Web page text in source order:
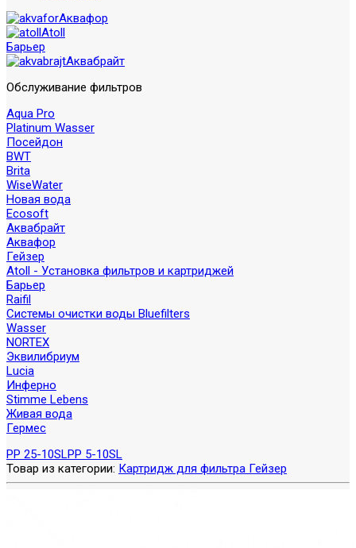
Аквафор
Atoll
Барьер
Аквабрайт
Обслуживание фильтров
Aqua Pro
Platinum Wasser
Посейдон
BWT
Brita
WiseWater
Новая вода
Ecosoft
Аквабрайт
Аквафор
Гейзер
Atoll - Установка фильтров и картриджей
Барьер
Raifil
Системы очистки воды Bluefilters
Wasser
NORTEX
Эквилибриум
Lucia
Инферно
Stimme Lebens
Живая вода
Гермес
PP 25-10SLPP 5-10SL
Товар из категории: Картридж для фильтра Гейзер